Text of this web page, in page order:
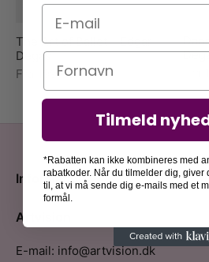
The Art of Ballet – Edgar
Degas
Fra
199,00kr.
Information
Artvision
E-mail: info@artvision.dk
E-mail
Navn
Tilmeld
*Rabatten kan ikke kombineres med
rabatkoder. Når du tilmelder dig, giver
til, at vi må sende dig e-mails med et
formål.